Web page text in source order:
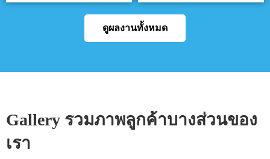
ดูผลงานทั้งหมด
Gallery รวมภาพลูกค้าบางส่วนของ
เรา